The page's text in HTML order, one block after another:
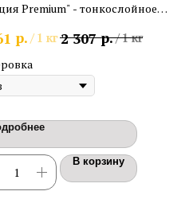
Premium" - тонкослойное
м2.р. / 1 кг2 307 р./1 кг
В корзину